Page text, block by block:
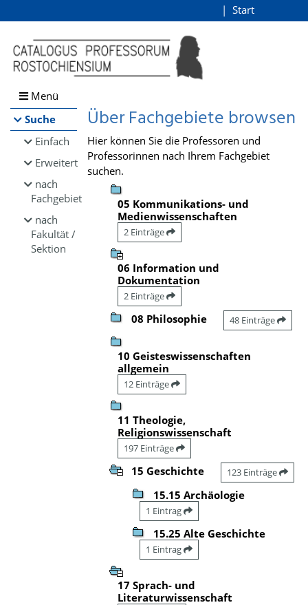
Browsen
direkt zum Inhalt
Start
Menü
Suche
Einfach
Erweitert
nach
Fachgebiet
nach
Fakultät /
Sektion
Über Fachgebiete browsen
Hier können Sie die Professoren und
Professorinnen nach Ihrem Fachgebiet
suchen.
05 Kommunikations- und
Medienwissenschaften
2 Einträge
06 Information und
Dokumentation
2 Einträge
08 Philosophie 48 Einträge
10 Geisteswissenschaften
allgemein
12 Einträge
11 Theologie,
Religionswissenschaft
197 Einträge
15 Geschichte 123 Einträge
15.15 Archäologie
1 Eintrag
15.25 Alte Geschichte
1 Eintrag
17 Sprach- und
Literaturwissenschaft